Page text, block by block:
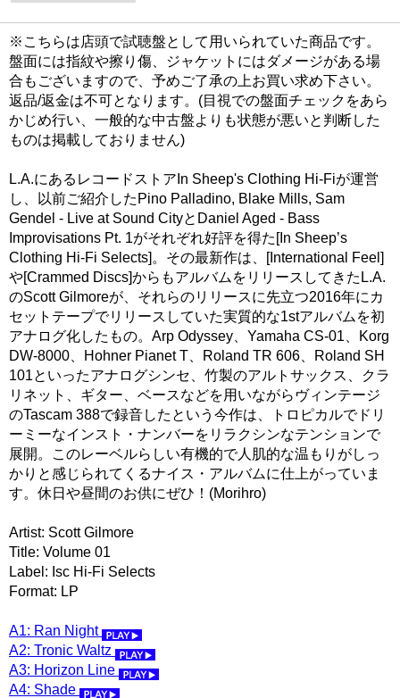
※こちらは店頭で試聴盤として用いられていた商品です。
盤面には指紋や擦り傷、ジャケットにはダメージがある場
合もございますので、予めご了承の上お買い求め下さい。
返品/返金は不可となります。(目視での盤面チェックをあら
かじめ行い、一般的な中古盤よりも状態が悪いと判断した
ものは掲載しておりません)
L.A.にあるレコードストアIn Sheep's Clothing Hi-Fiが運営
し、以前ご紹介したPino Palladino, Blake Mills, Sam
Gendel - Live at Sound CityとDaniel Aged - Bass
Improvisations Pt. 1がそれぞれ好評を得た[In Sheep’s
Clothing Hi-Fi Selects]。その最新作は、[International Feel]
や[Crammed Discs]からもアルバムをリリースしてきたL.A.
のScott Gilmoreが、それらのリリースに先立つ2016年にカ
セットテープでリリースしていた実質的な1stアルバムを初
アナログ化したもの。Arp Odyssey、Yamaha CS-01、Korg
DW-8000、Hohner Pianet T、Roland TR 606、Roland SH
101といったアナログシンセ、竹製のアルトサックス、クラ
リネット、ギター、ベースなどを用いながらヴィンテージ
のTascam 388で録音したという今作は、トロピカルでドリ
ーミーなインスト・ナンバーをリラクシンなテンションで
展開。このレーベルらしい有機的で人肌的な温もりがしっ
かりと感じられてくるナイス・アルバムに仕上がっていま
す。休日や昼間のお供にぜひ！(Morihro)
Artist: Scott Gilmore
Title: Volume 01
Label: Isc Hi-Fi Selects
Format: LP
A1: Ran Night
A2: Tronic Waltz
A3: Horizon Line
A4: Shade